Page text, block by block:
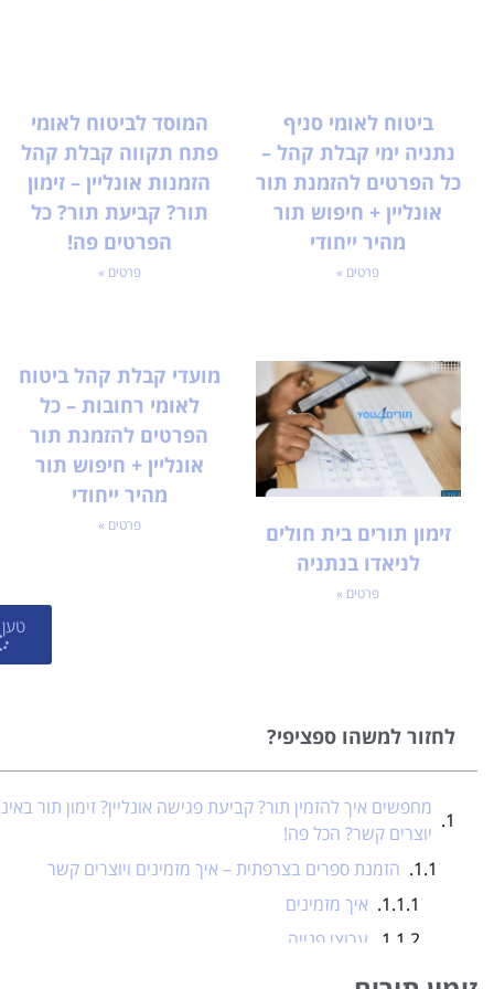
ביטוח לאומי סניף
נתניה ימי קבלת קהל –
כל הפרטים להזמנת תור
אונליין + חיפוש תור
מהיר ייחודי
פרטים »
המוסד לביטוח לאומי
פתח תקווה קבלת קהל
הזמנות אונליין – זימון
תור? קביעת תור? כל
הפרטים פה!
פרטים »
זימון תורים בית חולים
לניאדו בנתניה
פרטים »
מועדי קבלת קהל ביטוח
לאומי רחובות – כל
הפרטים להזמנת תור
אונליין + חיפוש תור
מהיר ייחודי
פרטים »
לחזור למשהו ספציפי?
מחפשים איך להזמין תור? קביעת פגישה אונליין? זימון תור
יוצרים קשר? הכל פה!
הזמנת ספרים בצרפתית – איך מזמינים ויוצרים קשר
איך מזמינים
ערוצי פנייה